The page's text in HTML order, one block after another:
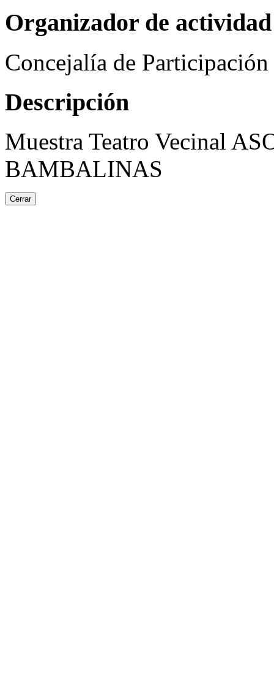
Organizador de actividad
Concejalía de
Descripción
Muestra Teatro Vecinal
BAMBALINAS
Cerrar